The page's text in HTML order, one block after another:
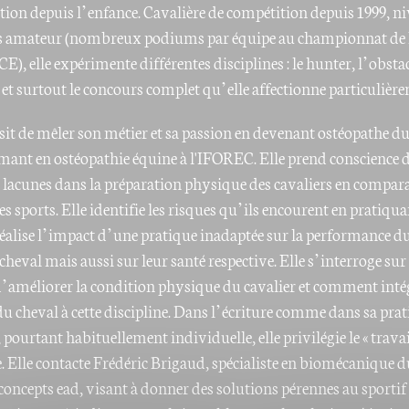
depuis l’enfance. Cavalière de compétition depuis 1999,
(nombreux podiums par équipe au championnat de
elle expérimente différentes disciplines : le hunter,
et surtout le concours complet qu’elle affectionne
de mêler son métier et sa passion en devenant ostéopathe
en ostéopathie équine à l'IFOREC. Elle prend conscience
dans la préparation physique des cavaliers en
sports. Elle identifie les risques qu’ils encourent en
l’impact d’une pratique inadaptée sur la performance
mais aussi sur leur santé respective. Elle s’interroge sur
la condition physique du cavalier et comment
cheval à cette discipline. Dans l’écriture comme dans sa
habituellement individuelle, elle privilégie le «
Elle contacte Frédéric Brigaud, spécialiste en biomécanique
ead, visant à donner des solutions pérennes au